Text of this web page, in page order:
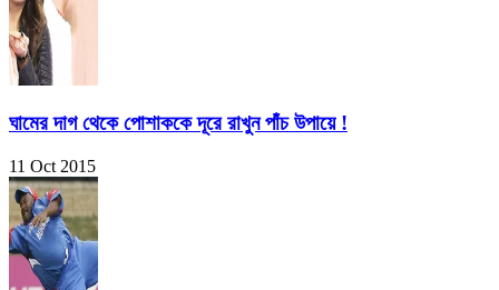
ঘামের দাগ থেকে পোশাককে দূরে রাখুন পাঁচ উপায়ে !
11 Oct 2015